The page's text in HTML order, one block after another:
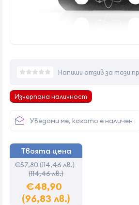
Напиши отзив за този
Изчерпана наличност
Уведоми ме, когато е наличен
Твоята цена
€57,80(114,46 лв.)
(114,46 лв.)
€48,90
(96,83 лв.)